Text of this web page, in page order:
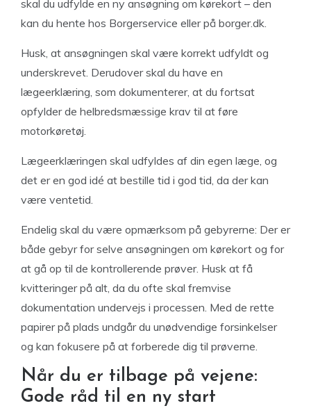
skal du udfylde en ny ansøgning om kørekort – den
kan du hente hos Borgerservice eller på borger.dk.
Husk, at ansøgningen skal være korrekt udfyldt og
underskrevet. Derudover skal du have en
lægeerklæring, som dokumenterer, at du fortsat
opfylder de helbredsmæssige krav til at føre
motorkøretøj.
Lægeerklæringen skal udfyldes af din egen læge, og
det er en god idé at bestille tid i god tid, da der kan
være ventetid.
Endelig skal du være opmærksom på gebyrerne: Der er
både gebyr for selve ansøgningen om kørekort og for
at gå op til de kontrollerende prøver. Husk at få
kvitteringer på alt, da du ofte skal fremvise
dokumentation undervejs i processen. Med de rette
papirer på plads undgår du unødvendige forsinkelser
og kan fokusere på at forberede dig til prøverne.
Når du er tilbage på vejene:
Gode råd til en ny start